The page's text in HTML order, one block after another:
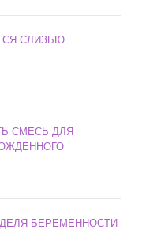
СЛИЗЬЮ
СМЕСЬ ДЛЯ
БЕРЕМЕННОСТИ